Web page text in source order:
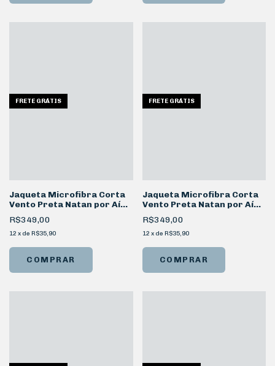
FRETE GRÁTIS
Jaqueta Microfibra Corta
Vento Preta Natan por Aí
NN
R$349,00
12 x de R$35,90
COMPRAR
FRETE GRÁTIS
Jaqueta Microfibra Corta
Vento Preta Natan por Aí
Colmeia
R$349,00
12 x de R$35,90
COMPRAR